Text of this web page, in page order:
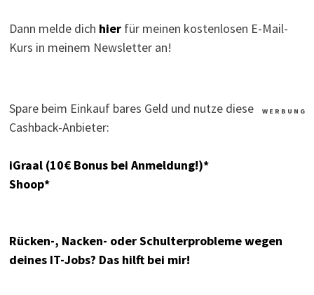
Dann melde dich hierfür meinen kostenlosen E-Mail-
Kurs in meinem Newsletter an!
W E R B U N G
Spare beim Einkauf bares Geld und nutze diese
Cashback-Anbieter:
iGraal (10€ Bonus bei Anmeldung!)*
Shoop*
Rücken-, Nacken- oder Schulterprobleme wegen
deines IT-Jobs? Das hilft bei mir!